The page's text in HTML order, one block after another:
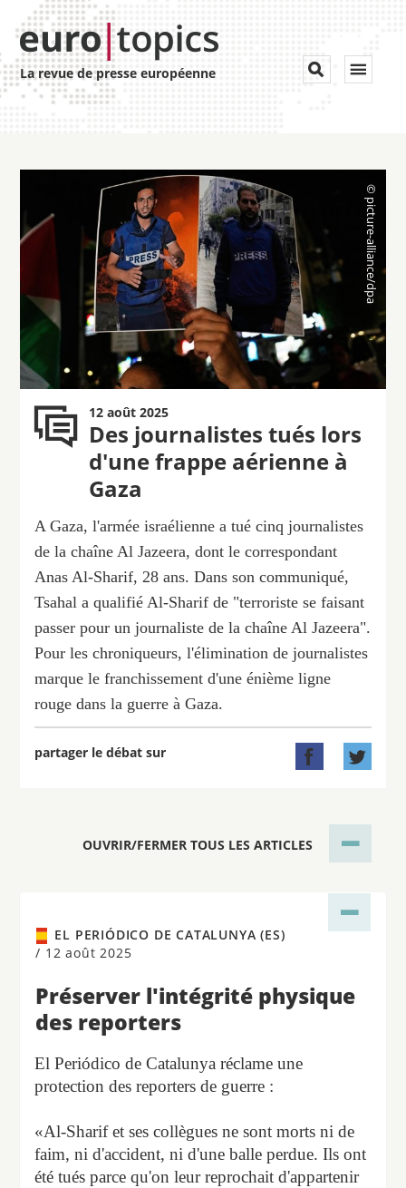
La revue de presse européenne Toggle


12 août 2025
Des journalistes tués lors
d'une frappe aérienne à
Gaza
A Gaza, l'armée israélienne a tué cinq journalistes
de la chaîne Al Jazeera, dont le correspondant
Anas Al-Sharif, 28 ans. Dans son communiqué,
Tsahal a qualifié Al-Sharif de "terroriste se faisant
passer pour un journaliste de la chaîne Al Jazeera".
Pour les chroniqueurs, l'élimination de journalistes
marque le franchissement d'une énième ligne
rouge dans la guerre à Gaza.
partager le débat sur  
OUVRIR/FERMER TOUS LES ARTICLES
EL PERIÓDICO DE CATALUNYA (ES)
/ 12 août 2025
Préserver l'intégrité physique
des reporters
El Periódico de Catalunya réclame une
protection des reporters de guerre :
«Al-Sharif et ses collègues ne sont morts ni de
faim, ni d'accident, ni d'une balle perdue. Ils ont
été tués parce qu'on leur reprochait d'appartenir